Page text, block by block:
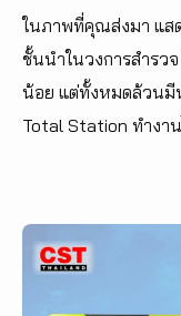
ในภาพที่คุณส่งมา แส
ชั้นนำในวงการสำรว
น้อย แต่ทั้งหมดล้วนมี
Total Station ทำงา